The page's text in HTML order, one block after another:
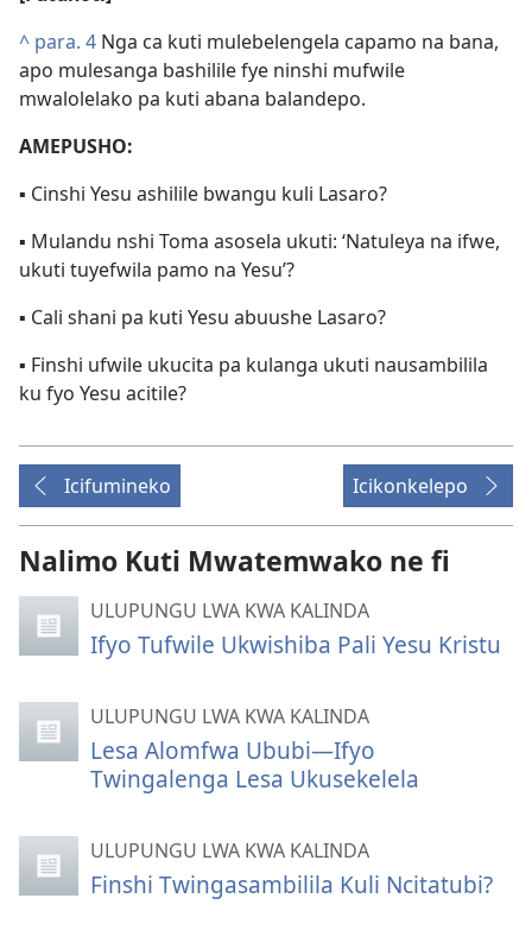
^ para. 4 Nga ca kuti mulebelengela capamo na bana,
apo mulesanga bashilile fye ninshi mufwile
mwalolelako pa kuti abana balandepo.
AMEPUSHO:
▪ Cinshi Yesu ashilile bwangu kuli Lasaro?
▪ Mulandu nshi Toma asosela ukuti: ‘Natuleya na ifwe,
ukuti tuyefwila pamo na Yesu’?
▪ Cali shani pa kuti Yesu abuushe Lasaro?
▪ Finshi ufwile ukucita pa kulanga ukuti nausambilila
ku fyo Yesu acitile?
Icifumineko Icikonkelepo
Nalimo Kuti Mwatemwako ne fi
ULUPUNGU LWA KWA KALINDA
Ifyo Tufwile Ukwishiba Pali Yesu Kristu
ULUPUNGU LWA KWA KALINDA
Lesa Alomfwa Ububi—Ifyo
Twingalenga Lesa Ukusekelela
ULUPUNGU LWA KWA KALINDA
Finshi Twingasambilila Kuli Ncitatubi?